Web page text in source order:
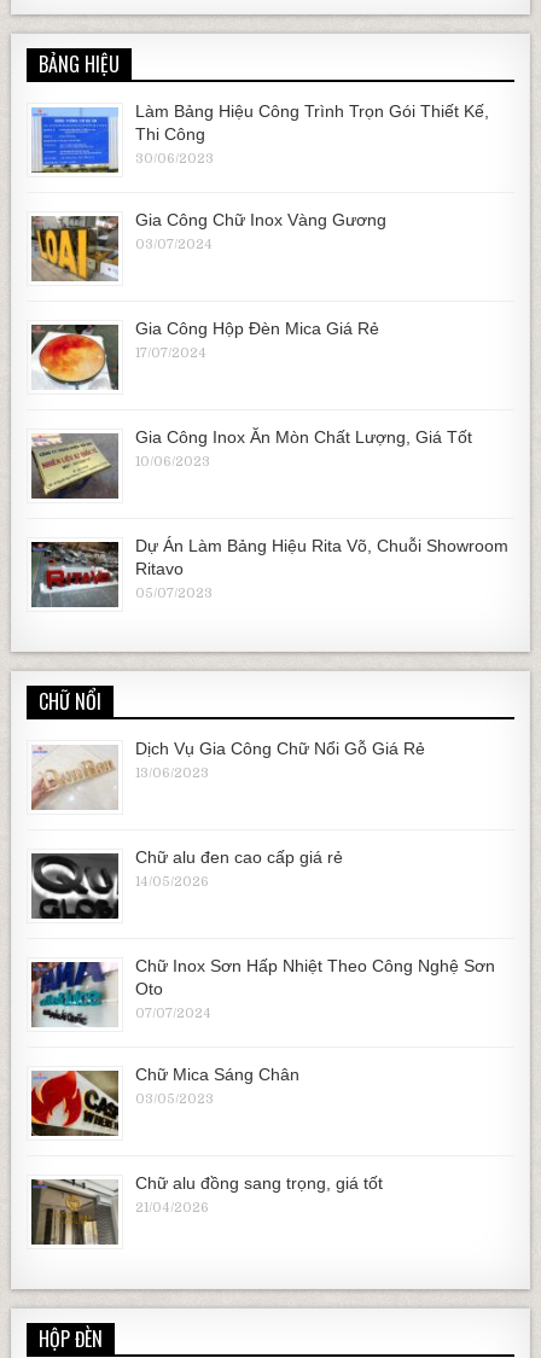
BẢNG HIỆU
Làm Bảng Hiệu Công Trình Trọn Gói Thiết Kế,
Thi Công
30/06/2023
Gia Công Chữ Inox Vàng Gương
03/07/2024
Gia Công Hộp Đèn Mica Giá Rẻ
17/07/2024
Gia Công Inox Ăn Mòn Chất Lượng, Giá Tốt
10/06/2023
Dự Án Làm Bảng Hiệu Rita Võ, Chuỗi Showroom
Ritavo
05/07/2023
CHỮ NỔI
Dịch Vụ Gia Công Chữ Nổi Gỗ Giá Rẻ
13/06/2023
Chữ alu đen cao cấp giá rẻ
14/05/2026
Chữ Inox Sơn Hấp Nhiệt Theo Công Nghệ Sơn
Oto
07/07/2024
Chữ Mica Sáng Chân
03/05/2023
Chữ alu đồng sang trọng, giá tốt
21/04/2026
HỘP ĐÈN